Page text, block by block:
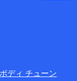
ディ チューン